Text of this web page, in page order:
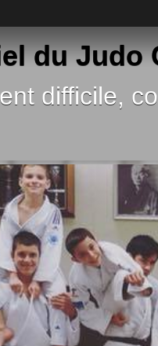
du Judo
difficile,